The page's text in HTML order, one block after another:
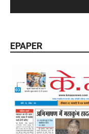
EPAPER